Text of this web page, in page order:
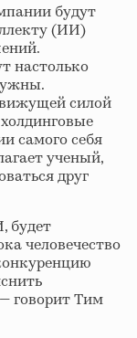
будут
(ИИ)
настолько
силой
самого себя
ученый,
друг
будет
человечество
говорит Тим